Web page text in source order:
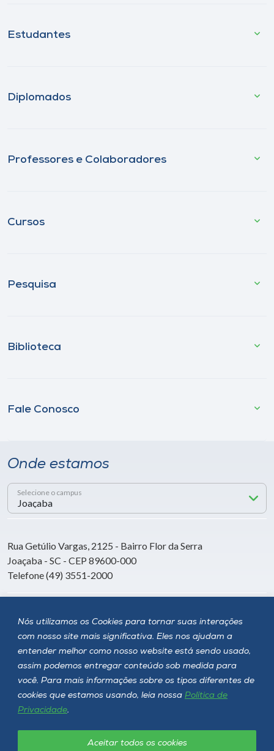
Nós utilizamos os Cookies para tornar suas interações
com nosso site mais significativa. Eles nos ajudam a
entender melhor como nosso website está sendo usado,
assim podemos entregar conteúdo sob medida para
você. Para mais informações sobre os tipos diferentes de
cookies que estamos usando, leia nossa Política de
Privacidade.
Aceitar todos os cookies
Estudantes
Diplomados
Professores e Colaboradores
Cursos
Pesquisa
Biblioteca
Fale Conosco
Onde estamos
Selecione o campus
Rua Getúlio Vargas, 2125 - Bairro Flor da Serra
Joaçaba - SC - CEP 89600-000
Telefone (49) 3551-2000
Siga a Unoesc